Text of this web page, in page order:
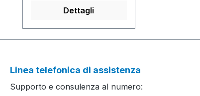
min. 0 sec. 0.80
m/sec....................................
................................................
Version:
-..............................................
Dettagli
Linea telefonica di assistenza
Supporto e consulenza al numero: